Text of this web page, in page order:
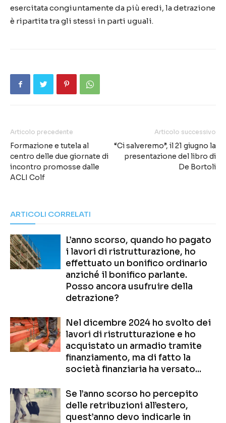
esercitata congiuntamente da più eredi, la detrazione
è ripartita tra gli stessi in parti uguali.
Articolo precedente
Formazione e tutela al
centro delle due giornate di
incontro promosse dalle
ACLI Colf
Articolo successivo
“Ci salveremo”, il 21 giugno la
presentazione del libro di
De Bortoli
ARTICOLI CORRELATI
L’anno scorso, quando ho pagato
i lavori di ristrutturazione, ho
effettuato un bonifico ordinario
anziché il bonifico parlante.
Posso ancora usufruire della
detrazione?
Nel dicembre 2024 ho svolto dei
lavori di ristrutturazione e ho
acquistato un armadio tramite
finanziamento, ma di fatto la
società finanziaria ha versato...
Se l’anno scorso ho percepito
delle retribuzioni all’estero,
quest’anno devo indicarle in